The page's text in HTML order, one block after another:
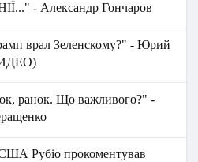
- Александр Гончаров
врал Зеленскому?" - Юрий
ранок. Що важливого?" -
Рубіо прокоментував